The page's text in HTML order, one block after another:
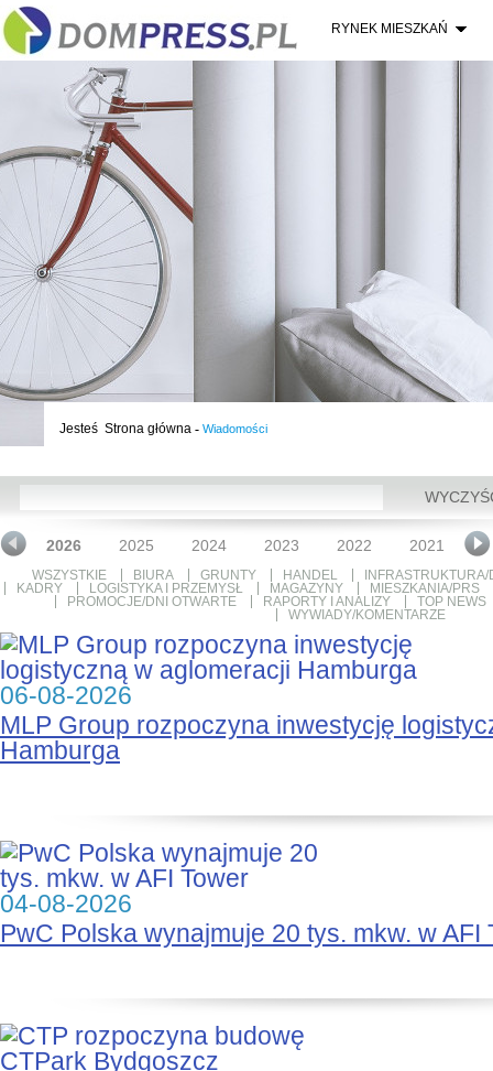
RYNEK MIESZKAŃ
Jesteś Strona główna - Wiadomości
2026 2025 2024 2023 2022 2021
WSZYSTKIE BIURA GRUNTY HANDEL
KADRY
LOGISTYKA I PRZEMYSŁ MAGAZYNY
MIESZKANIA/PRS
PROMOCJE/DNI OTWARTE
RAPORTY I ANALIZY
TOP NEWS
WYWIADY/KOMENTARZE
06-08-2026
MLP Group rozpoczyna inwestycję
Hamburga
04-08-2026
PwC Polska wynajmuje 20 tys. mkw. w AFI